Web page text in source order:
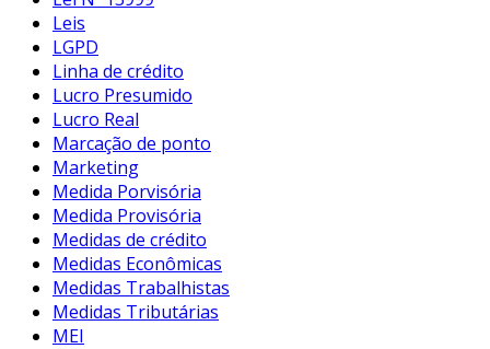
Leis
LGPD
Linha de crédito
Lucro Presumido
Lucro Real
Marcação de ponto
Marketing
Medida Porvisória
Medida Provisória
Medidas de crédito
Medidas Econômicas
Medidas Trabalhistas
Medidas Tributárias
MEI